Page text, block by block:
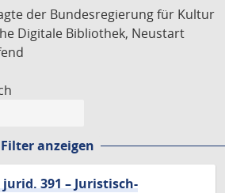
der Bundesregierung für Kultur
Digitale Bibliothek, Neustart
Filter anzeigen
jurid. 391 – Juristisch-